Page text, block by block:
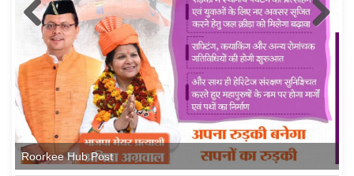
Roorkee Hub Post